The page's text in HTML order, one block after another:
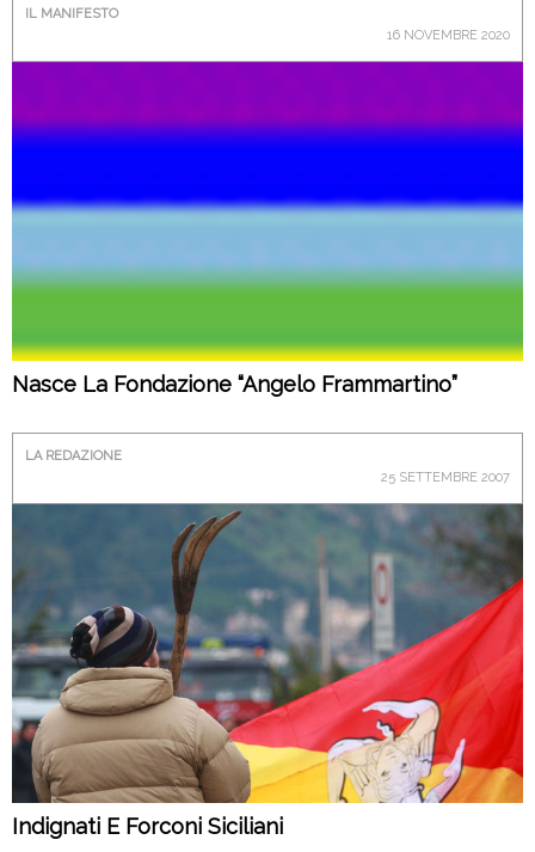
IL MANIFESTO
16 NOVEMBRE 2020
Nasce La Fondazione “Angelo Frammartino”
LA REDAZIONE
25 SETTEMBRE 2007
Indignati E Forconi Siciliani